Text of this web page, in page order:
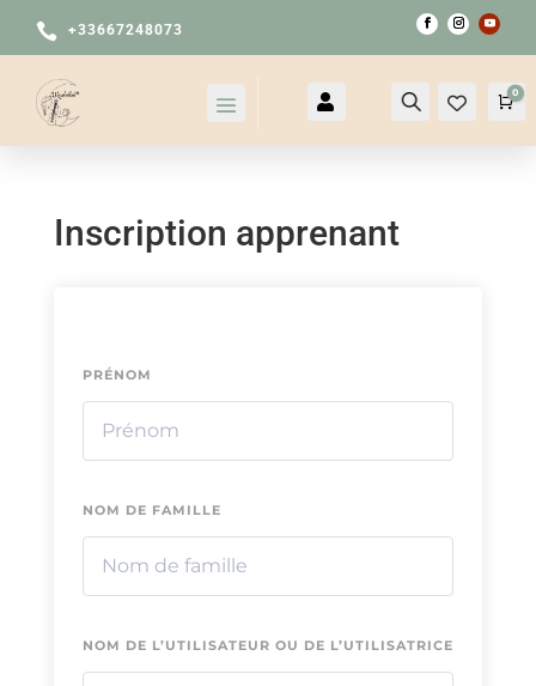
 +33667248073
 Recherche 0
Inscription apprenant
PRÉNOM
NOM DE FAMILLE
NOM DE L’UTILISATEUR OU DE L’UTILISATRICE